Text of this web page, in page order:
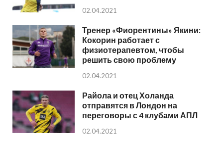
02.04.2021
Тренер «Фиорентины» Якини:
Кокорин работает с
физиотерапевтом, чтобы
решить свою проблему
02.04.2021
Райола и отец Холанда
отправятся в Лондон на
переговоры с 4 клубами АПЛ
02.04.2021